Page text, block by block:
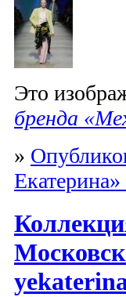
Это
бренда
»